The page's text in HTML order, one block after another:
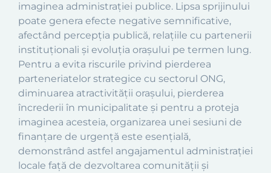
imaginea administrației publice. Lipsa sprijinului
poate genera efecte negative semnificative,
afectând percepția publică, relațiile cu partenerii
instituționali și evoluția orașului pe termen lung.
Pentru a evita riscurile privind pierderea
parteneriatelor strategice cu sectorul ONG,
diminuarea atractivității orașului, pierderea
încrederii în municipalitate și pentru a proteja
imaginea acesteia, organizarea unei sesiuni de
finanțare de urgență este esențială,
demonstrând astfel angajamentul administrației
locale față de dezvoltarea comunității și